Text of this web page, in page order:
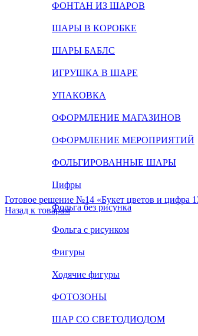
ФОНТАН ИЗ ШАРОВ
ШАРЫ В КОРОБКЕ
ШАРЫ БАБЛС
ИГРУШКА В ШАРЕ
УПАКОВКА
ОФОРМЛЕНИЕ МАГАЗИНОВ
ОФОРМЛЕНИЕ МЕРОПРИЯТИЙ
ФОЛЬГИРОВАННЫЕ ШАРЫ
Цифры
Фольга без рисунка
Фольга с рисунком
Фигуры
Ходячие фигуры
ФОТОЗОНЫ
ШАР СО СВЕТОДИОДОМ
Готовое решение №14 «Букет цветов и цифра
Назад к товарам